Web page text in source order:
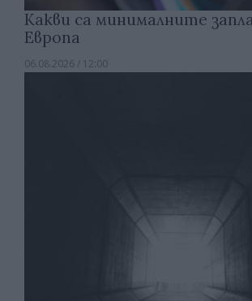
Какви са минималните
Европа
06.08.2026 / 12:00